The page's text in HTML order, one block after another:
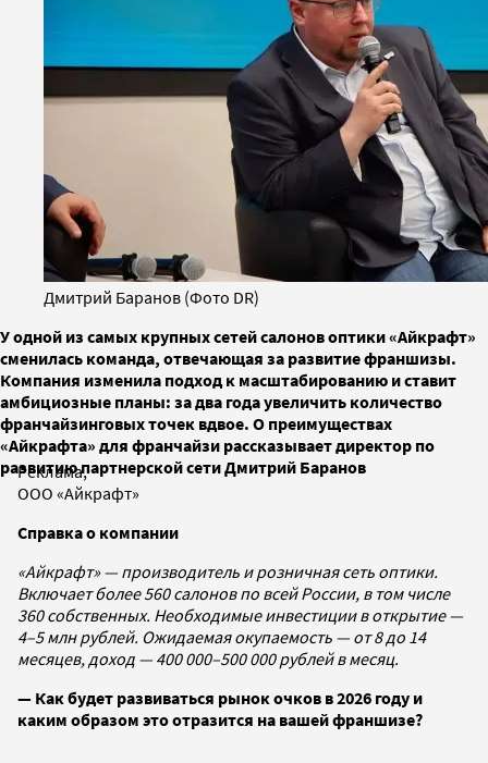
Дмитрий Баранов (Фото DR)
У одной из самых крупных сетей салонов оптики «Айкрафт»
сменилась команда, отвечающая за развитие франшизы.
Компания изменила подход к масштабированию и ставит
амбициозные планы: за два года увеличить количество
франчайзинговых точек вдвое. О преимуществах
«Айкрафта» для франчайзи рассказывает директор по
развитию партнерской сети Дмитрий Баранов
Реклама,
ООО «Айкрафт»
Справка о компании
«Айкрафт» — производитель и розничная сеть оптики.
Включает более 560 салонов по всей России, в том числе
360 собственных. Необходимые инвестиции в открытие —
4–5 млн рублей. Ожидаемая окупаемость — от 8 до 14
месяцев, доход — 400 000–500 000 рублей в месяц.
— Как будет развиваться рынок очков в 2026 году и
каким образом это отразится на вашей франшизе?